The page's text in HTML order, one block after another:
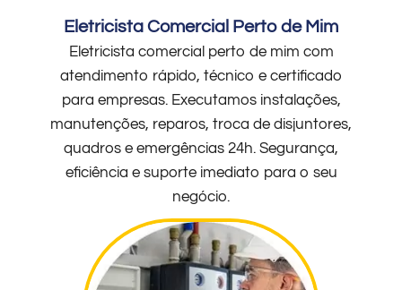
Eletricista Comercial Perto de Mim
Eletricista comercial perto de mim com
atendimento rápido, técnico e certificado
para empresas. Executamos instalações,
manutenções, reparos, troca de disjuntores,
quadros e emergências 24h. Segurança,
eficiência e suporte imediato para o seu
negócio.